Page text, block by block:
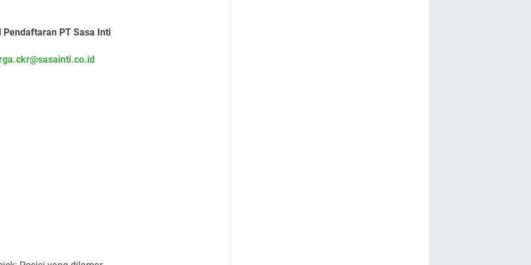
Pendaftaran PT Sasa Inti